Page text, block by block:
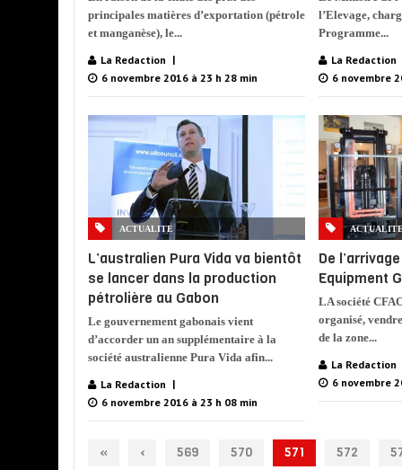
principales matières d’exportation (pétrole
et manganèse), le...
La Redaction
6 novembre 2016 à 23 h 28 min
l’Elevage,
Programme...
La Redaction
6 novembre
ACTUALITE
L’australien Pura Vida va bientôt
se lancer dans la production
pétrolière au Gabon
Le gouvernement gabonais vient
d’accorder un an supplémentaire à la
société australienne Pura Vida afin...
La Redaction
6 novembre 2016 à 23 h 08 min
De
Equipment
LA société
organisé,
de la zone...
La Redaction
6 novembre
« ‹ 569 570 571 572